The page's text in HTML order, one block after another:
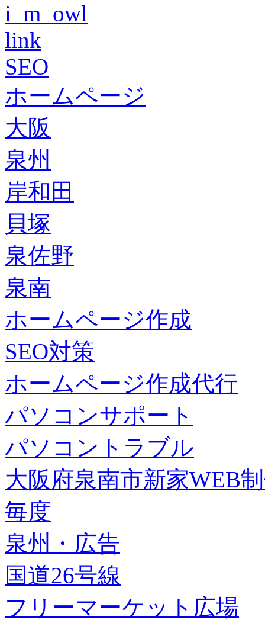
i_m_owl
link
SEO
ホームページ
大阪
泉州
岸和田
貝塚
泉佐野
泉南
ホームページ作成
SEO対策
ホームページ作成代行
パソコンサポート
パソコントラブル
大阪府泉南市新家WEB
毎度
泉州・広告
国道26号線
フリーマーケット広場